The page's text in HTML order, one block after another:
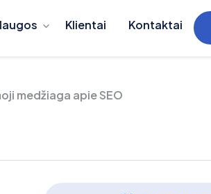
Klientai Kontaktai
medžiaga apie SEO